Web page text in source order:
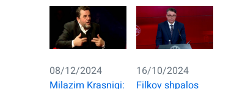
08/12/2024
Milazim Krasniqi:
16/10/2024
Filkov shpalos